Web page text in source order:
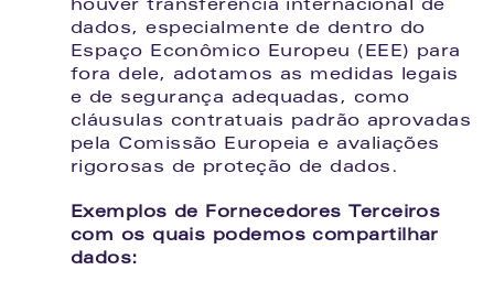
houver transferência internacional de
dados, especialmente de dentro do
Espaço Econômico Europeu (EEE) para
fora dele, adotamos as medidas legais
e de segurança adequadas, como
cláusulas contratuais padrão aprovadas
pela Comissão Europeia e avaliações
rigorosas de proteção de dados.
Exemplos de Fornecedores Terceiros
com os quais podemos compartilhar
dados: